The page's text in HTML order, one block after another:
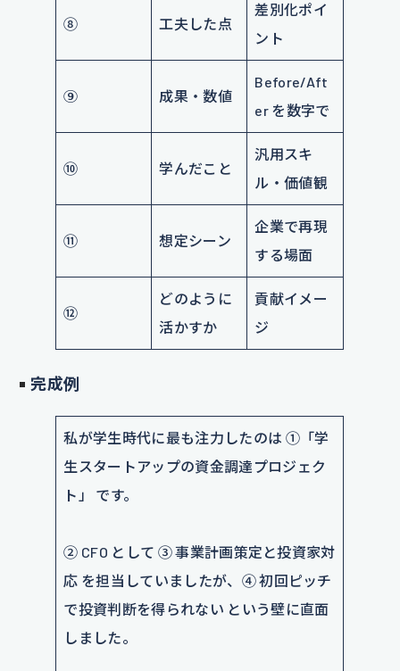
⑧ 工夫した点
差別化ポイ
ント
⑨ 成果・数値
Before/Aft
er を数字で
⑩ 学んだこと
汎用スキ
ル・価値観
⑪ 想定シーン
企業で再現
する場面
⑫
どのように
活かすか
貢献イメー
ジ
完成例
私が学生時代に最も注力したのは ①「学
生スタートアップの資金調達プロジェク
ト」 です。
② CFO として ③ 事業計画策定と投資家対
応 を担当していましたが、④ 初回ピッチ
で投資判断を得られない という壁に直面
しました。